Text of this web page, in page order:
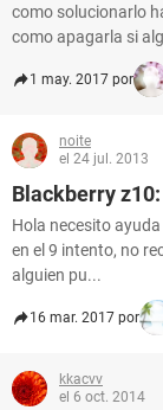
como solucionarlo
como apagarla si
1 may. 2017 por
noite
el 24 jul. 2013
Blackberry
Hola necesito
en el 9 intento, no
alguien pu...
16 mar. 2017 por
kkacvv
el 6 oct. 2014